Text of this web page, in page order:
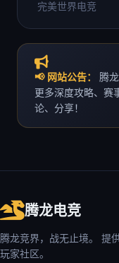
完美世界电竞
📢 网站公告：
腾
更多深度攻略、赛
论、分享！
腾龙电竞
腾龙竞界，战无止境。 提
玩家社区。